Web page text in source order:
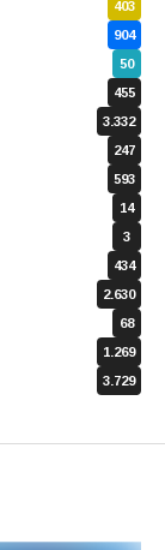
403
904
50
455
3.332
247
593
14
3
434
2.630
68
1.269
3.729